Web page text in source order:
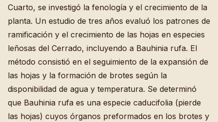
Cuarto, se investigó la fenología y el crecimiento de la
planta. Un estudio de tres años evaluó los patrones de
ramificación y el crecimiento de las hojas en especies
leñosas del Cerrado, incluyendo a Bauhinia rufa. El
método consistió en el seguimiento de la expansión de
las hojas y la formación de brotes según la
disponibilidad de agua y temperatura. Se determinó
que Bauhinia rufa es una especie caducifolia (pierde
las hojas) cuyos órganos preformados en los brotes y